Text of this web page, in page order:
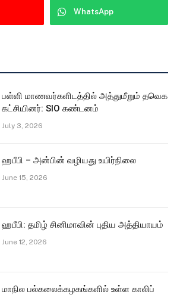
WhatsApp
பள்ளி மாணவர்களிடத்தில் அத்துமீறும் தவெக
கட்சியினர்: SIO கண்டனம்
July 3, 2026
ஹபீபி – அன்பின் வழியது உயிர்நிலை
June 15, 2026
ஹபீபி: தமிழ் சினிமாவின் புதிய அத்தியாயம்
June 12, 2026
மாநில பல்கலைக்கழகங்களில் உள்ள காலிப்